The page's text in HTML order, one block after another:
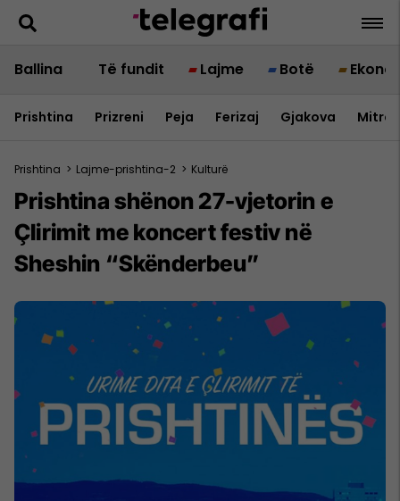
Ballina Të fundit Lajme Botë
Prishtina Prizreni Peja Ferizaj Gjakova
Prishtina > Lajme-prishtina-2 > Kulturë
Prishtina shënon 27-vjetorin e
Çlirimit me koncert festiv në
Sheshin “Skënderbeu”